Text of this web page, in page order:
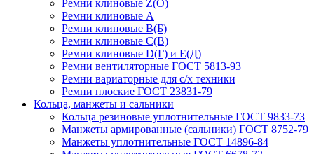
Ремни клиновые Z(О)
Ремни клиновые А
Ремни клиновые В(Б)
Ремни клиновые С(В)
Ремни клиновые D(Г) и Е(Д)
Ремни вентиляторные ГОСТ 5813-93
Ремни вариаторные для с/х техники
Ремни плоские ГОСТ 23831-79
Кольца, манжеты и сальники
Кольца резиновые уплотнительные ГОСТ 9833-73
Манжеты армированные (сальники) ГОСТ 8752-79
Манжеты уплотнительные ГОСТ 14896-84